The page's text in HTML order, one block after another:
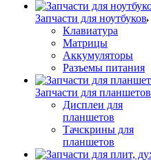
Запчасти для ноутбуков
Клавиатура
Матрицы
Аккумуляторы
Разъемы питания
Запчасти для планшетов
Дисплеи для
планшетов
Тачскрины для
планшетов